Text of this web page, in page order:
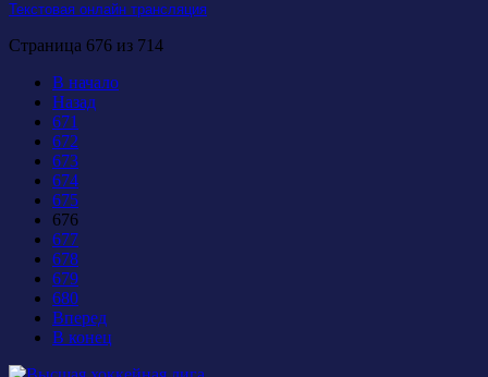
Текстовая онлайн трансляция
Страница 676 из 714
В начало
Назад
671
672
673
674
675
676
677
678
679
680
Вперед
В конец